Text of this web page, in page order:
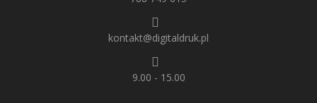
kontakt@digitaldruk.pl
9.00 - 15.00